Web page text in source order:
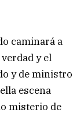
caminará a
y el
y de ministro
escena
misterio de